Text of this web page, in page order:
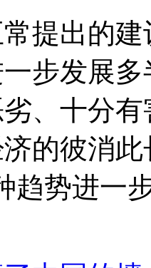
提出的
步发展
、十分
的彼消
趋势进一